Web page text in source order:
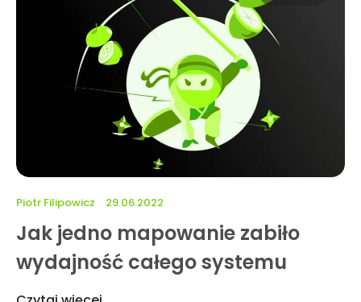
Jak jedno mapowanie zabiło
wydajność całego systemu
Piotr Filipowicz 29.06.2022